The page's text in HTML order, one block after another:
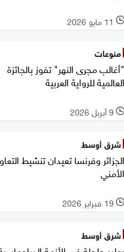
l 11 مايو 2026
منوعات
"أغالب مجرى النهر" تفوز بالجائزة
العالمية للرواية العربية
l 9 أبريل 2026
شرق أوسط
الجزائر وفرنسا تعيدان تنشيط
الأمني
l 19 فبراير 2026
شرق أوسط